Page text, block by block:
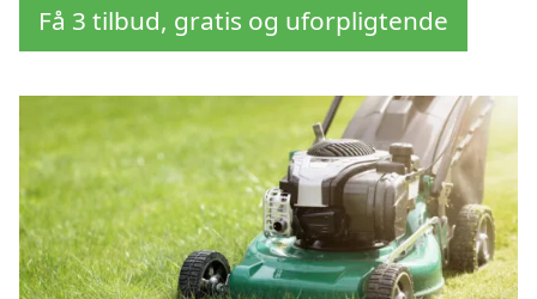
Få 3 tilbud, gratis og uforpligtende